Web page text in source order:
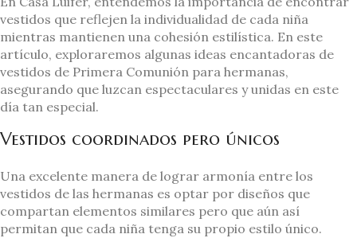
vestidos que reflejen la individualidad de cada niña
mientras mantienen una cohesión estilística. En este
artículo, exploraremos algunas ideas encantadoras de
vestidos de Primera Comunión para hermanas,
asegurando que luzcan espectaculares y unidas en este
día tan especial.
Vestidos coordinados pero únicos
Una excelente manera de lograr armonía entre los
vestidos de las hermanas es optar por diseños que
compartan elementos similares pero que aún así
permitan que cada niña tenga su propio estilo único.